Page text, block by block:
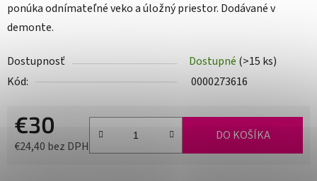
ponúka odnímateľné veko a úložný priestor. Dodávané v
demonte.
Dostupnosť Dostupné (>15 ks)
Kód:
0000273616
€30
€24,40 bez DPH
DO KOŠÍKA